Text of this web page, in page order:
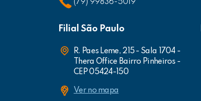
(79) 99836-5019
Filial São Paulo
R. Paes Leme, 215 - Sala 1704 -
Thera Office Bairro Pinheiros -
CEP 05424-150
Ver no mapa